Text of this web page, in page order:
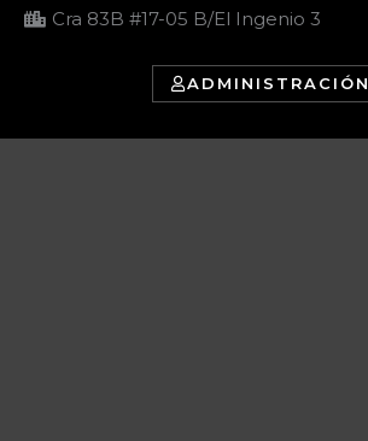
Cra 83B #17-05 B/El Ingenio 3
ADMINISTRACIÓN